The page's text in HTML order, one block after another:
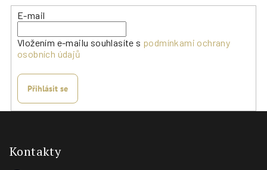
E-mail
Vložením e-mailu souhlasíte s podmínkami ochrany
osobních údajů
Přihlásit se
Kontakty